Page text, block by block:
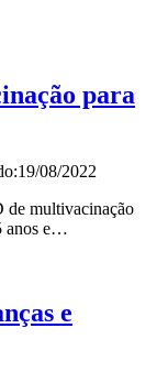
para
19/08/2022
de multivacinação
anos e…
e